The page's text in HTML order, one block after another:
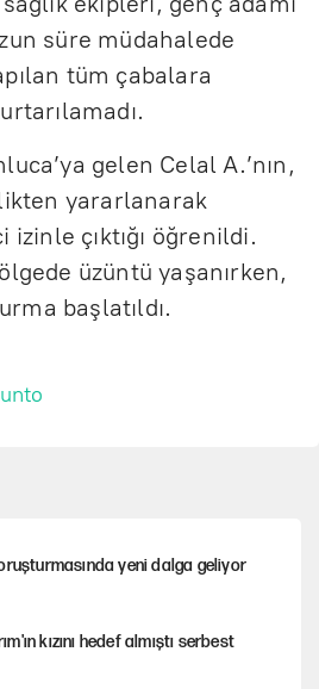
süre müdahalede
tüm çabalara
gelen Celal A.’nın,
yararlanarak
izinle çıktığı öğrenildi.
üzüntü yaşanırken,
başlatıldı.
yeni dalga geliyor
kızını hedef almıştı serbest